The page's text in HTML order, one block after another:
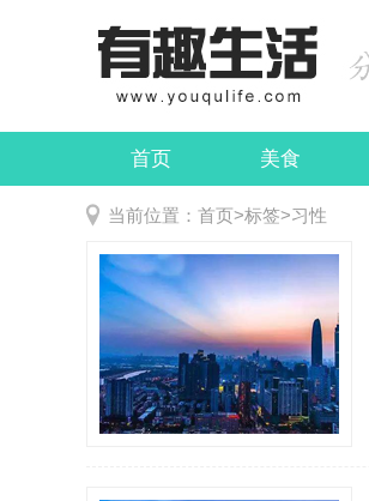
首页 美食
娱乐 民俗
当前位置： 首页>标签>习性